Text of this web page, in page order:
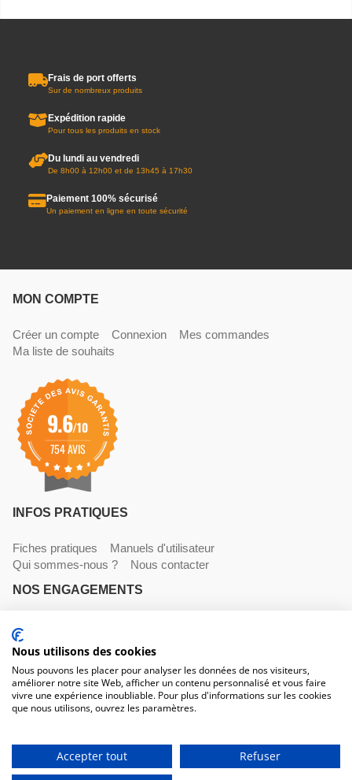
Frais de port offerts
Sur de nombreux produits
Expédition rapide
Pour tous les produits en stock
Du lundi au vendredi
De 8h00 à 12h00 et de 13h45 à 17h30
Paiement 100% sécurisé
Un paiement en ligne en toute sécurité
MON COMPTE
Créer un compte Connexion
Mes commandes
Ma liste de souhaits
9.6/10
754 AVIS
INFOS PRATIQUES
Fiches pratiques
Manuels d'utilisateur
Qui sommes-nous ?
Nous contacter
NOS ENGAGEMENTS
Livraisons
NOS COORDONNÉES
530 avenue du Roucagnier , 34400 Lunel-Viel
04 67 58 38 57
Du lundi au vendredi, 8h00 - 12h00 / 13h45 à 17h30
Nous utilisons des cookies
Nous pouvons les placer pour analyser les données de nos visiteurs,
améliorer notre site Web, afficher un contenu personnalisé et vous faire
vivre une expérience inoubliable. Pour plus d'informations sur les cookies
que nous utilisons, ouvrez les paramètres.
Accepter tout
Refuser